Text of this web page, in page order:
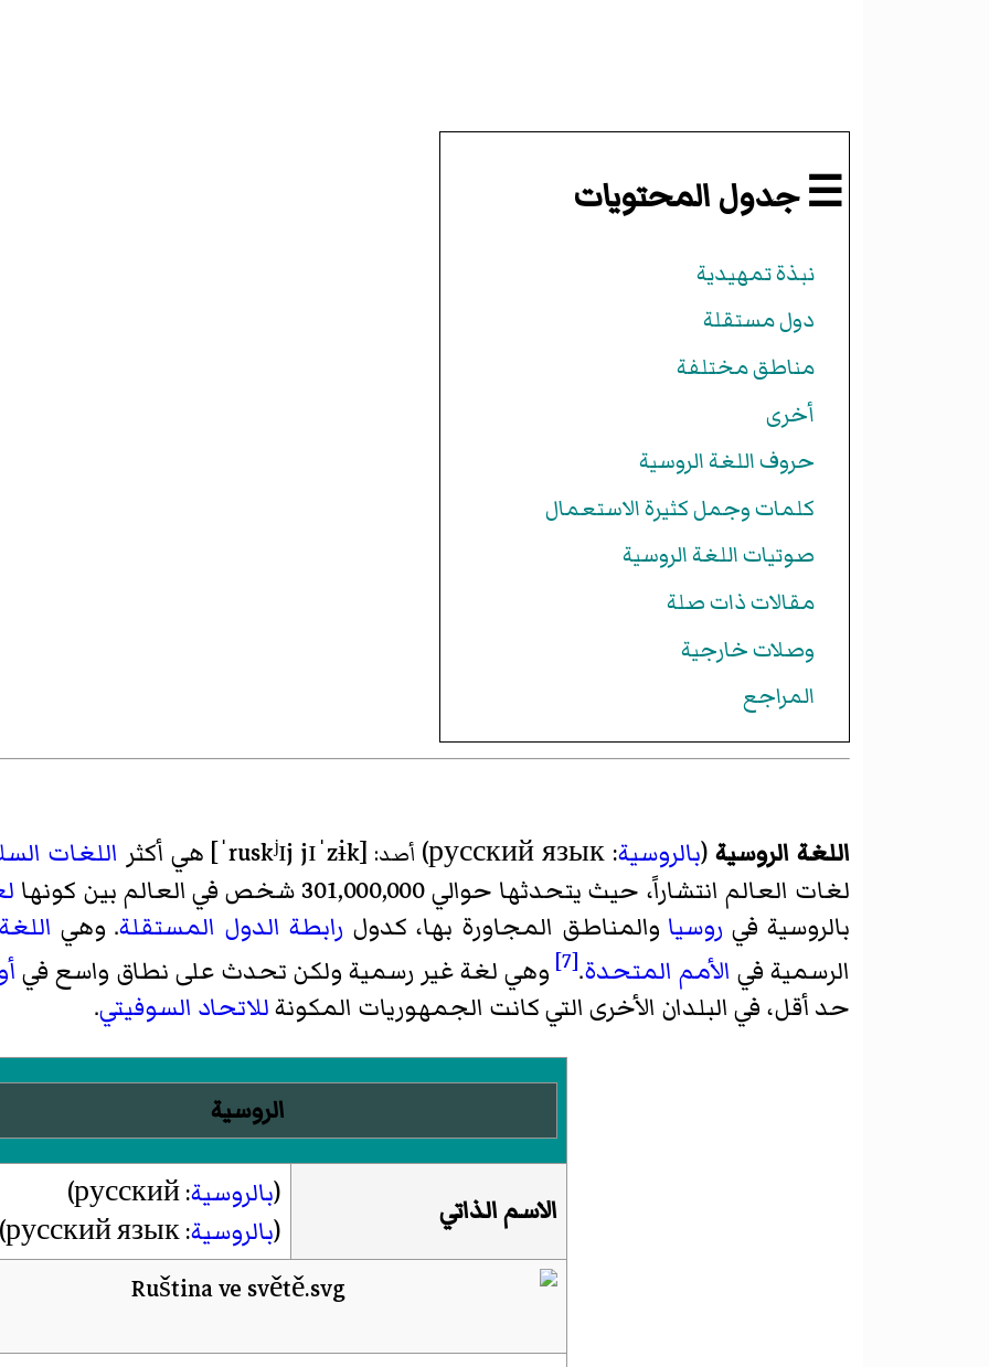
☰ جدول المحتويات
نبذة تمهيدية
دول مستقلة
مناطق مختلفة
أخرى
حروف اللغة الروسية
كلمات وجمل كثيرة الاستعمال
صوتيات اللغة الروسية
مقالات ذات صلة
وصلات خارجية
المراجع
اللغة الروسية(بالروسية: русский язык) أصد: [ˈruskʲɪj jɪˈzɨk] هي أكثر اللغات
لغات العالم انتشاراً، حيث يتحدثها حوالي 301,000,000 شخص في العالم بين كونها
بالروسية في روسيا والمناطق المجاورة بها، كدول رابطة الدول المستقلة. وهي
الرسمية في الأمم المتحدة.
[7] وهي لغة غير رسمية ولكن تحدث على نطاق واسع في
حد أقل، في البلدان الأخرى التي كانت الجمهوريات المكونةللاتحاد السوفيتي.
الروسية
الاسم الذاتي (بالروسية:
русский
)‏
(بالروسية:
русский язык‎